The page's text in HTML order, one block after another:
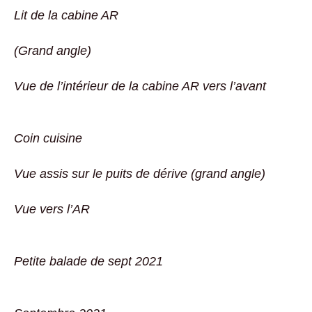
Lit de la cabine AR
(Grand angle)
Vue de l’intérieur de la cabine AR vers l’avant
Coin cuisine
Vue assis sur le puits de dérive (grand angle)
Vue vers l’AR
Petite balade de sept 2021